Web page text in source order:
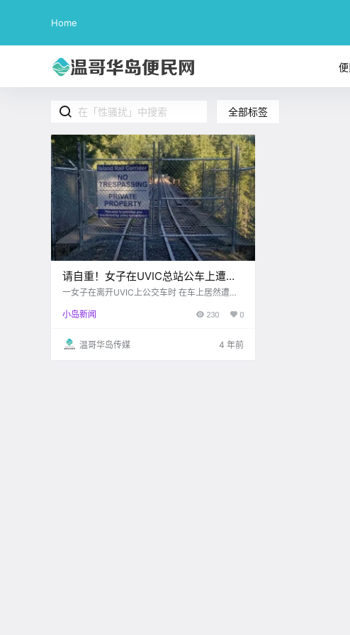
Home
全部标签
请自重！女子在UVIC总站公车上遭到
了黑人X骚扰？？哭，Goldstream网
一女子在离开UVIC上公交车时 在车上居然遭到
partment） 光天化日 朗朗乾坤 居然有人就这么
小岛新闻 230 0
温哥华岛传媒 4 年前